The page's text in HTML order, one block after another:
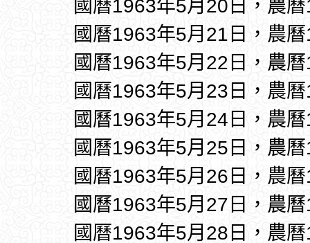
國曆1963年5月20日，農
國曆1963年5月21日，農
國曆1963年5月22日，農
國曆1963年5月23日，農
國曆1963年5月24日，農
國曆1963年5月25日，農
國曆1963年5月26日，農
國曆1963年5月27日，農
國曆1963年5月28日，農